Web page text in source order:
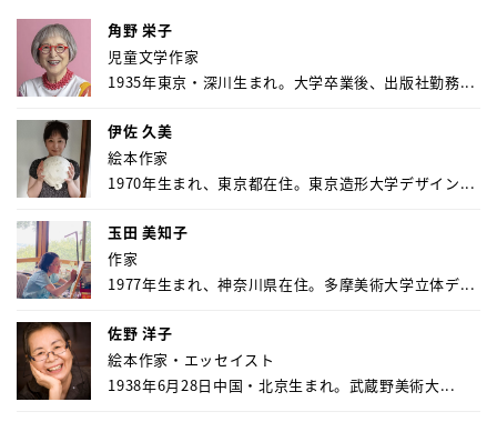
角野 栄子
児童文学作家
1935年東京・深川生まれ。大学卒業後、出版社勤務...
伊佐 久美
絵本作家
1970年生まれ、東京都在住。東京造形大学デザイン...
玉田 美知子
作家
1977年生まれ、神奈川県在住。多摩美術大学立体デ...
佐野 洋子
絵本作家・エッセイスト
1938年6月28日中国・北京生まれ。武蔵野美術大...